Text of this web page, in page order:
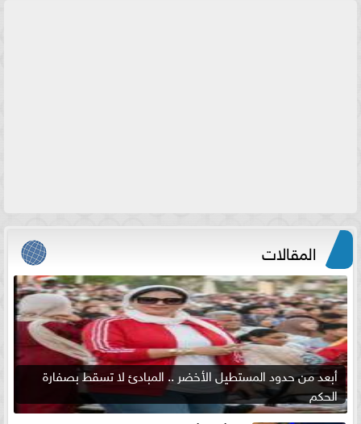
المقالات
أبعد من حدود المستطيل الأخضر .. المبادئ لا تسقط بصفارة
الحكم